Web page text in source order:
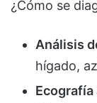
¿Cómo se
Análisis
hígado,
Ecografía